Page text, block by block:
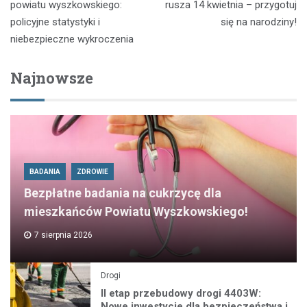
wpisu
powiatu wyszkowskiego:
policyjne statystyki i
niebezpieczne wykroczenia
rusza 14 kwietnia – przygotuj
się na narodziny!
Najnowsze
BADANIA ZDROWIE
Bezpłatne badania na cukrzycę dla
mieszkańców Powiatu Wyszkowskiego!
7 sierpnia 2026
Drogi
II etap przebudowy drogi 4403W: